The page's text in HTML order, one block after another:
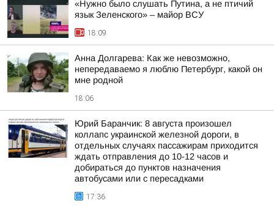
«Нужно было слушать Путина, а не птичий
язык Зеленского» – майор ВСУ
18:09
Анна Долгарева: Как же невозможно,
непередаваемо я люблю Петербург, какой он
мне родной
18:06
Юрий Баранчик: 8 августа произошел
коллапс украинской железной дороги, в
отдельных случаях пассажирам приходится
ждать отправления до 10-12 часов и
добираться до пунктов назначения
автобусами или с пересадками
17:36